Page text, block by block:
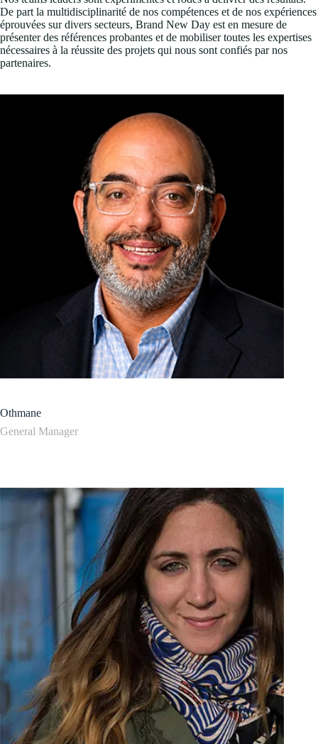
De part la multidisciplinarité de nos compétences et de nos expériences
éprouvées sur divers secteurs, Brand New Day est en mesure de
présenter des références probantes et de mobiliser toutes les expertises
nécessaires à la réussite des projets qui nous sont confiés par nos
partenaires.
Othmane
General Manager